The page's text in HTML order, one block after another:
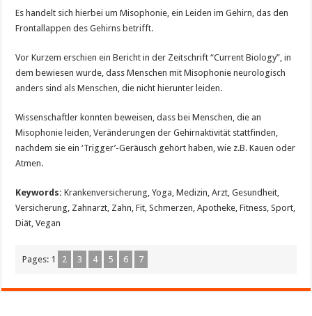
Es handelt sich hierbei um Misophonie, ein Leiden im Gehirn, das den
Frontallappen des Gehirns betrifft.
Vor Kurzem erschien ein Bericht in der Zeitschrift “Current Biology”, in
dem bewiesen wurde, dass Menschen mit Misophonie neurologisch
anders sind als Menschen, die nicht hierunter leiden.
Wissenschaftler konnten beweisen, dass bei Menschen, die an
Misophonie leiden, Veränderungen der Gehirnaktivität stattfinden,
nachdem sie ein ‘Trigger’-Geräusch gehört haben, wie z.B. Kauen oder
Atmen.
Keywords: Krankenversicherung, Yoga, Medizin, Arzt, Gesundheit,
Versicherung, Zahnarzt, Zahn, Fit, Schmerzen, Apotheke, Fitness, Sport,
Diät, Vegan
Pages: 1 2 3 4 5 6 7